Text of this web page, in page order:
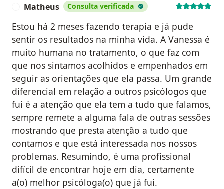
Matheus Consulta verificada
Estou há 2 meses fazendo terapia e já pude
sentir os resultados na minha vida. A Vanessa é
muito humana no tratamento, o que faz com
que nos sintamos acolhidos e empenhados em
seguir as orientações que ela passa. Um grande
diferencial em relação a outros psicólogos que
fui é a atenção que ela tem a tudo que falamos,
sempre remete a alguma fala de outras sessões
mostrando que presta atenção a tudo que
contamos e que está interessada nos nossos
problemas. Resumindo, é uma profissional
difícil de encontrar hoje em dia, certamente
a(o) melhor psicóloga(o) que já fui.